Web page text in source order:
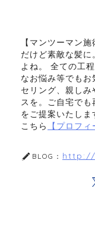
【マンツーマン
だけど素敵な髪
よね。 全ての工
なお悩み等でも
セリング、親しみ
スを。ご自宅で
をご提案いたし
こちら
【プロフィ
BLOG： http://